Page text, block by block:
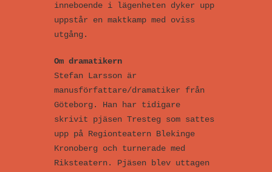
inneboende i lägenheten dyker upp
uppstår en maktkamp med oviss
utgång.
Om dramatikern
Stefan Larsson är
manusförfattare/dramatiker från
Göteborg. Han har tidigare
skrivit pjäsen Tresteg som sattes
upp på Regionteatern Blekinge
Kronoberg och turnerade med
Riksteatern. Pjäsen blev uttagen